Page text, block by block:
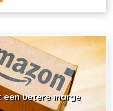
een betere marge